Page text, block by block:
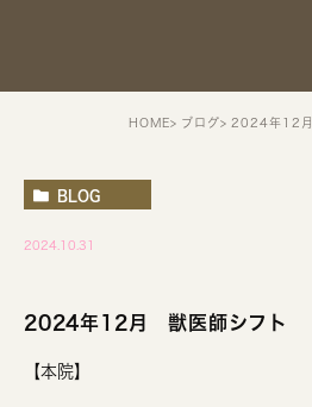
HOME ブログ 2024年12
BLOG
2024.10.31
2024年12月 獣医師シフト
【本院】